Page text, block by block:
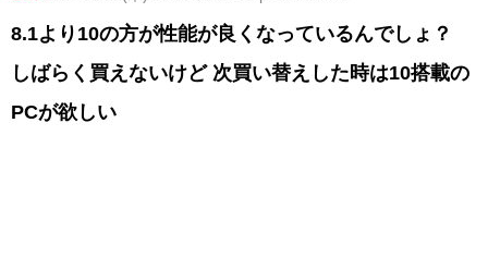
8.1より10の方が性能が良くなっているんでしょ？
しばらく買えないけど 次買い替えした時は10搭載の
PCが欲しい